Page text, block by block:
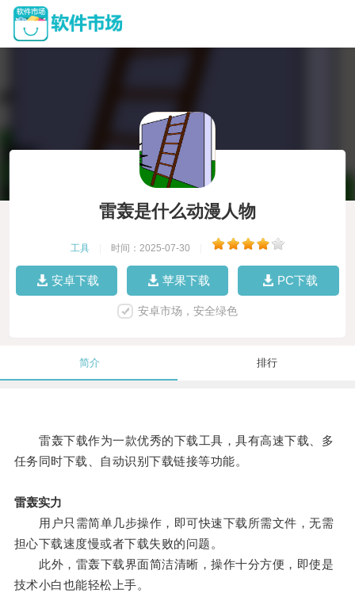
雷轰是什么动漫人物
工具 时间：2025-07-30
安卓下载 苹果下载 PC下载
安卓市场，安全绿色
简介 排行
雷轰下载作为一款优秀的下载工具，具有高速下载、多
任务同时下载、自动识别下载链接等功能。
雷轰实力
用户只需简单几步操作，即可快速下载所需文件，无需
担心下载速度慢或者下载失败的问题。
此外，雷轰下载界面简洁清晰，操作十分方便，即使是
技术小白也能轻松上手。